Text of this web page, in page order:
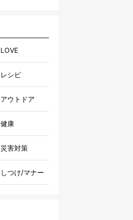
LOVE
レシピ
アウトドア
健康
災害対策
しつけ/マナー